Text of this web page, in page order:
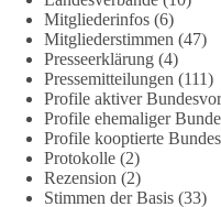
239 36 60
DieBasis
2 Tage(n) zuvor
🕊 Wir wollen den Krieg mit
Am 20. Juni 2026 fand in
Mitgliederinfos (6)
Mitgliederstimmen (47)
Presseerklärung (4)
Pressemitteilungen (111)
Profile aktiver
Profile ehemaliger
Profile kooptierte
Protokolle (2)
Rezension (2)
Stimmen der Basis (33)